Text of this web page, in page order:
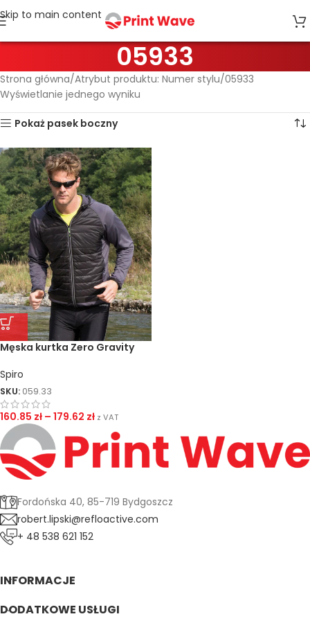
Skip to main content
05933
Strona główna Atrybut produktu: Numer stylu 05933
Wyświetlanie jednego wyniku
Pokaż pasek boczny
Męska kurtka Zero Gravity
Spiro
SKU: 059.33
160.85 zł – 179.62 zł z VAT
Fordońska 40, 85-719 Bydgoszcz
robert.lipski@refloactive.com
+ 48 538 621 152
INFORMACJE
DODATKOWE USŁUGI